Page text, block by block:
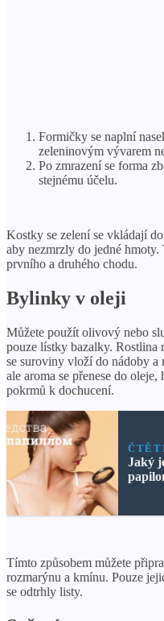
Formičky se naplní
zeleninovým vývarem
Po zmrazení se forma
stejnému účelu.
Kostky se zelení se vkládají
aby nezmrzly do jedné
prvního a druhého chodu.
Bylinky v oleji
Můžete použít olivový nebo
pouze lístky bazalky. Rostlina
se suroviny vloží do nádoby a
ale aroma se přenese do
pokrmů k dochucení.
Jaký
Tímto způsobem můžete
rozmarýnu a kmínu. Pouze
se odtrhly listy.